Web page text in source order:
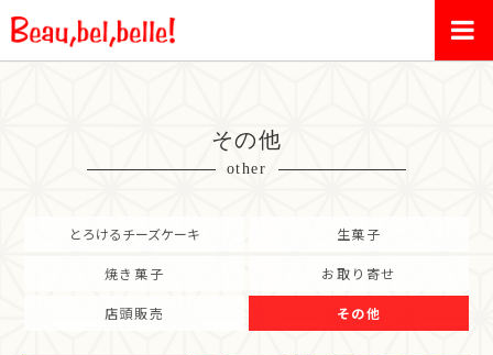
その他
other
とろけるチーズケーキ 生菓子
焼き菓子 お取り寄せ
店頭販売 その他